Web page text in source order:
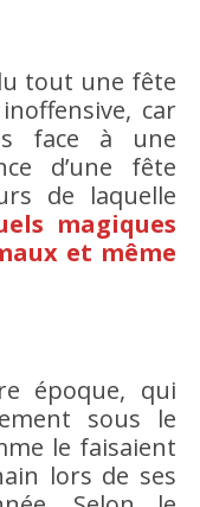
tout une fête
car
face à une
d’une fête
de laquelle
magiques
et même
époque, qui
sous le
le faisaient
lors de ses